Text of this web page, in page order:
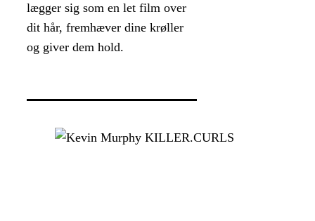
lægger sig som en let film over
dit hår, fremhæver dine krøller
og giver dem hold.